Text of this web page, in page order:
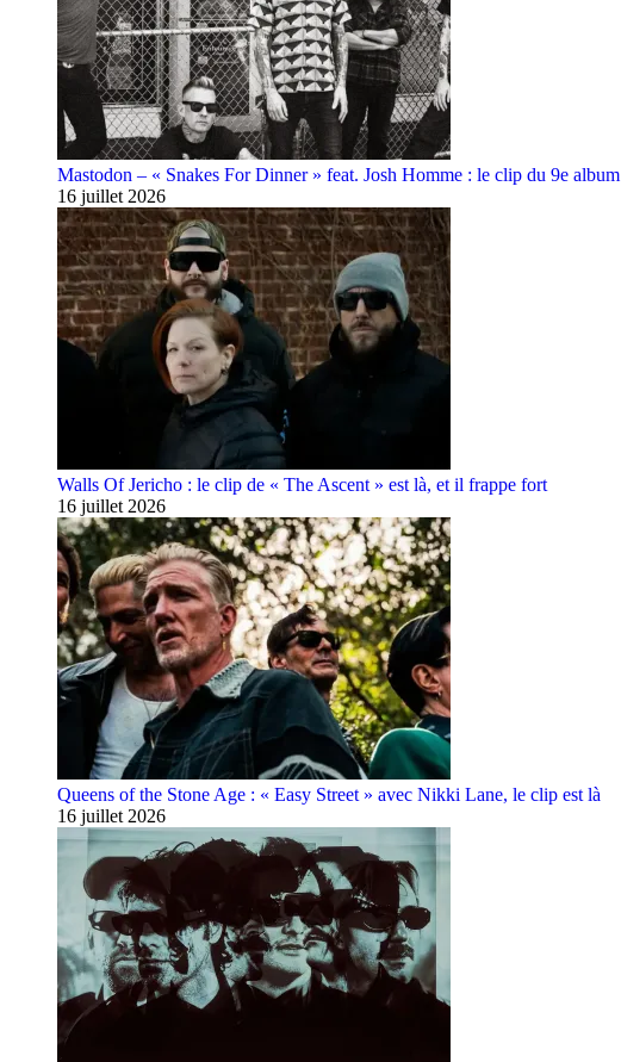
Mastodon – « Snakes For Dinner » feat. Josh Homme : le clip du 9e album
16 juillet 2026
Walls Of Jericho : le clip de « The Ascent » est là, et il frappe fort
16 juillet 2026
Queens of the Stone Age : « Easy Street » avec Nikki Lane, le clip est là
16 juillet 2026